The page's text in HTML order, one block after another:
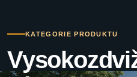
KATEGORIE PRODUKTU